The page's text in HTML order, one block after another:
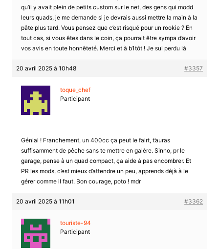
qu’il y avait plein de petits custom sur le net, des gens qui modd
leurs quads, je me demande si je devrais aussi mettre la main à la
pâte plus tard. Vous pensez que c’est risqué pour un rookie ? En
tout cas, si vous êtes dans le coin, ça pourrait être sympa d’avoir
vos avis en toute honnêteté. Merci et à b1tôt ! Je sui perdu là
20 avril 2025 à 10h48 #3357
toque_chef
Participant
Génial ! Franchement, un 400cc ça peut le fairt, t’auras
suffisamment de pêche sans te mettre en galère. Sinno, pr le
garage, pense à un quad compact, ça aide à pas encombrer. Et
PR les mods, c’est mieux d’attendre un peu, apprends déjà à le
gérer comme il faut. Bon courage, poto ! mdr
20 avril 2025 à 11h01 #3362
touriste-94
Participant